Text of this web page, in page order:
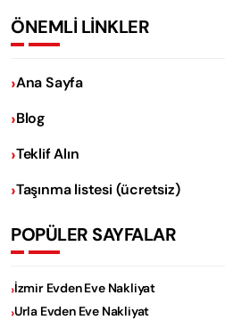
ÖNEMLİ LİNKLER
Ana Sayfa
Blog
Teklif Alın
Taşınma listesi (ücretsiz)
POPÜLER SAYFALAR
İzmir Evden Eve Nakliyat
Urla Evden Eve Nakliyat